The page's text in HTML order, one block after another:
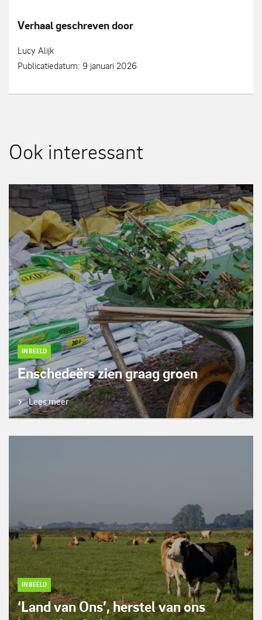
Verhaal geschreven door
Lucy Alijk
Publicatiedatum: 9 januari 2026
Ook interessant
IN BEELD
Enschedeërs zien graag groen
Lees meer
IN BEELD
‘Land van Ons’, herstel van ons